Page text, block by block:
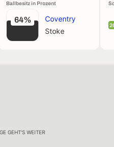
Ballbesitz in Prozent
64%
Coventry
Stoke
GEHT'S WEITER